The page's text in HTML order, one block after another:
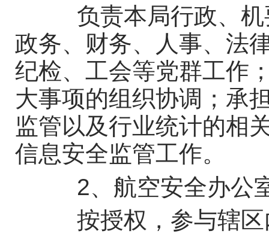
负责本局行政、机
政务、财务、人事、法
纪检、工会等党群工作
大事项的组织协调；承
监管以及行业统计的相
信息安全监管工作。
2、航空安全办公
按授权，参与辖区